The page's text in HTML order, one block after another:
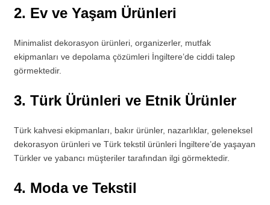
2. Ev ve Yaşam Ürünleri
Minimalist dekorasyon ürünleri, organizerler, mutfak
ekipmanları ve depolama çözümleri İngiltere’de ciddi talep
görmektedir.
3. Türk Ürünleri ve Etnik Ürünler
Türk kahvesi ekipmanları, bakır ürünler, nazarlıklar, geleneksel
dekorasyon ürünleri ve Türk tekstil ürünleri İngiltere’de yaşayan
Türkler ve yabancı müşteriler tarafından ilgi görmektedir.
4. Moda ve Tekstil